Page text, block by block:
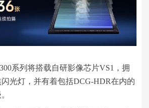
系列将搭载自研影像芯片VS1，拥
光灯，并有着包括DCG-HDR在内的